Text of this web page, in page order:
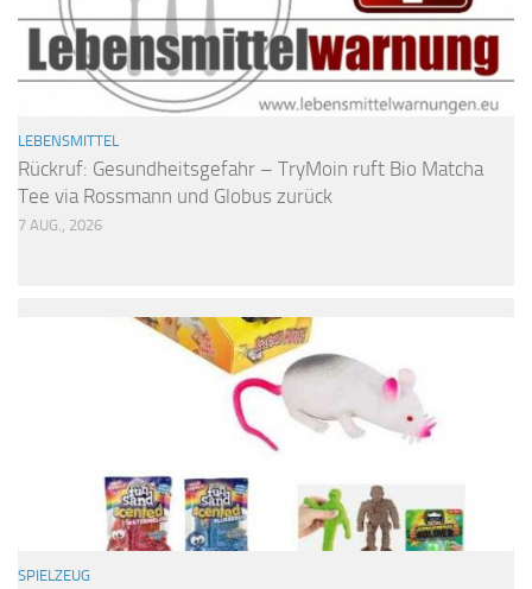
LEBENSMITTEL
Rückruf: Gesundheitsgefahr – TryMoin ruft Bio Matcha
Tee via Rossmann und Globus zurück
7 AUG., 2026
SPIELZEUG